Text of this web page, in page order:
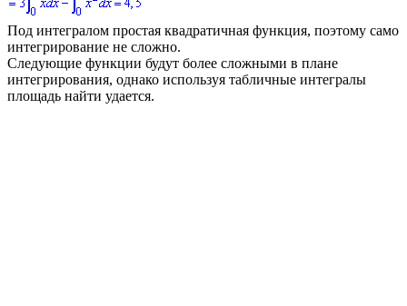
Под интегралом простая квадратичная функция, поэтому само
интегрирование не сложно.
Следующие функции будут более сложными в плане
интегрирования, однако используя табличные интегралы
площадь найти удается.